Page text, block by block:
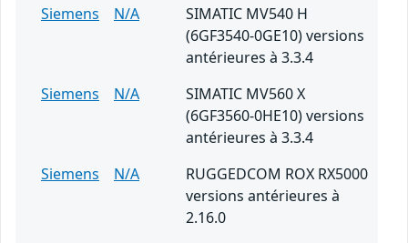
Siemens N/A
SIMATIC MV540 H
(6GF3540-0GE10) versions
antérieures à 3.3.4
Siemens
N/A
SIMATIC MV560 X
(6GF3560-0HE10) versions
antérieures à 3.3.4
Siemens
N/A
RUGGEDCOM ROX RX5000
versions antérieures à
2.16.0